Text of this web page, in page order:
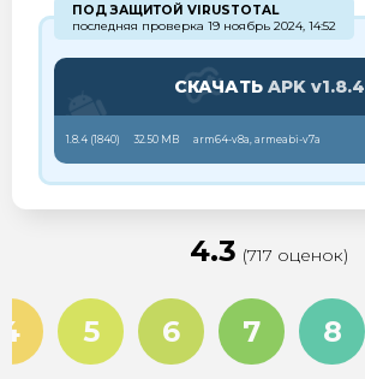
ПОД ЗАЩИТОЙ VIRUSTOTAL
последняя проверка 19 ноябрь 2024, 14:52
СКАЧАТЬ APK v1.8.4
1.8.4 (1840) 32.50 MB arm64-v8a, armeabi-v7a
4.3 (717 оценок)
4 5 6 7 8